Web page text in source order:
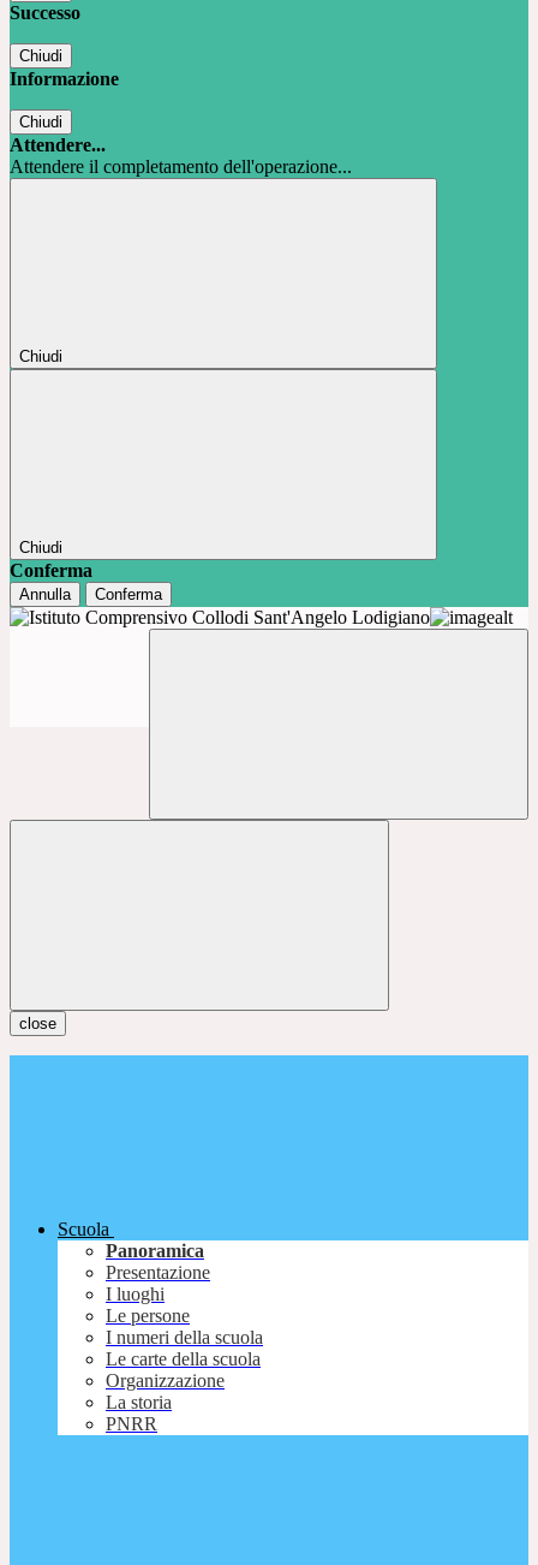
Successo
Chiudi
Informazione
Chiudi
Attendere...
Attendere il completamento dell'operazione...
Chiudi
Chiudi
Conferma
Annulla Conferma
close
Scuola
Panoramica
Presentazione
I luoghi
Le persone
I numeri della scuola
Le carte della scuola
Organizzazione
La storia
PNRR